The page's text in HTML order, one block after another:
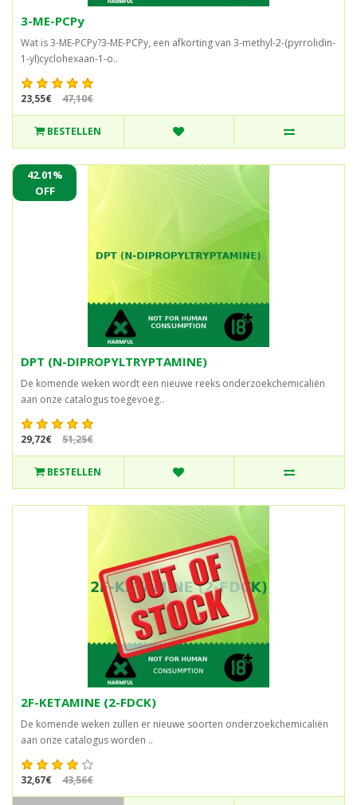
3-ME-PCPy
Wat is 3-ME-PCPy?3-ME-PCPy, een afkorting van 3-methyl-2-(pyrrolidin-
1-yl)cyclohexaan-1-o..
23,55€ 47,10€
BESTELLEN
42.01%
OFF
DPT (N-DIPROPYLTRYPTAMINE)
De komende weken wordt een nieuwe reeks onderzoekchemicaliën
aan onze catalogus toegevoeg..
29,72€ 51,25€
BESTELLEN
2F-KETAMINE (2-FDCK)
De komende weken zullen er nieuwe soorten onderzoekchemicaliën
aan onze catalogus worden ..
32,67€ 43,56€